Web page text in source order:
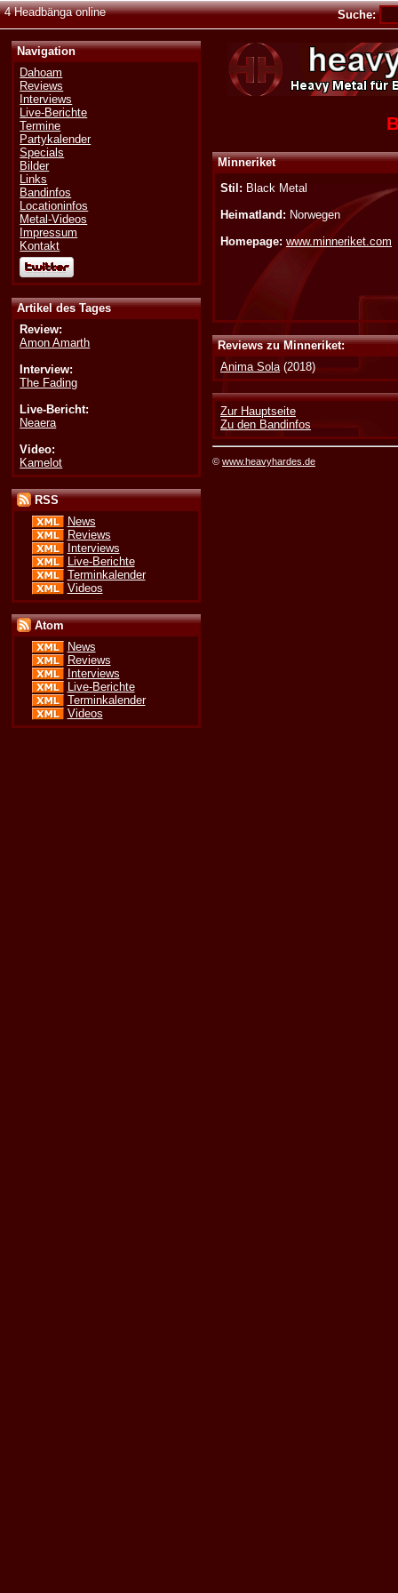
4 Headbänga online Suche:
Navigation
Dahoam
Reviews
Interviews
Live-Berichte
Termine
Partykalender
Specials
Bilder
Links
Bandinfos
Locationinfos
Metal-Videos
Impressum
Kontakt
Artikel des Tages
Review:
Amon Amarth
Interview:
The Fading
Live-Bericht:
Neaera
Video:
Kamelot
RSS
News
Reviews
Interviews
Live-Berichte
Terminkalender
Videos
Atom
News
Reviews
Interviews
Live-Berichte
Terminkalender
Videos
Minneriket
Stil: Black Metal
Heimatland: Norwegen
Homepage: www.minneriket.com
Reviews zu Minneriket:
Anima Sola (2018)
Zur Hauptseite
Zu den Bandinfos
©www.heavyhardes.de